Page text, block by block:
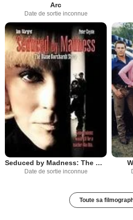
Arc
Date de sortie inconnue
Seduced by Madness: The Diane Borchardt Story
Date de sortie inconnue
Toute sa